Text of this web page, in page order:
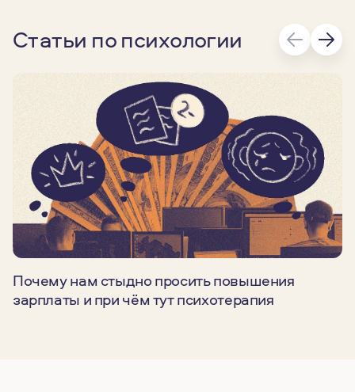
Статьи по психологии
Почему нам стыдно просить повышения
зарплаты и при чём тут психотерапия